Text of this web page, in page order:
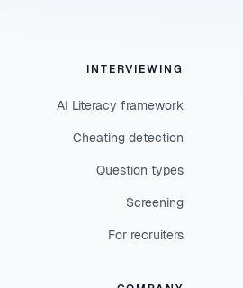
INTERVIEWING
AI Literacy framework
Cheating detection
Question types
Screening
For recruiters